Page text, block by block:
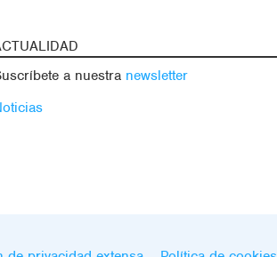
a nuestra newsletter